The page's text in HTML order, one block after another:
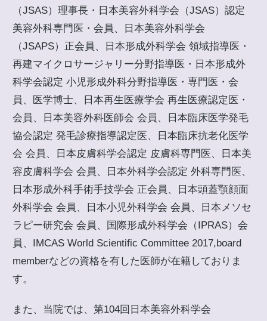
（JSAS）理事長・日本美容外科学会（JSAS）認定
美容外科専門医・会員、日本美容外科学会
（JSAPS）正会員、日本形成外科学会 領域指導医・
再建マイクロサージャリー分野指導医・日本形成外
科学会認定 小児形成外科分野指導医・専門医・会
員、医学博士、日本再生医療学会 再生医療認定医・
会員、日本美容外科医師会 会員、日本臨床医学発毛
協会認定 発毛診療指導認定医、日本臨床抗老化医学
会 会員、日本皮膚科学会認定 皮膚科専門医、日本美
容皮膚科学会 会員、日本外科学会認定 外科専門医、
日本形成外科手術手技学会 正会員、日本頭蓋顎顔面
外科学会 会員、日本小児外科学会 会員、日本メソセ
ラピー研究会 会員、国際形成外科学会（IPRAS）会
員、IMCAS World Scientific Committee 2017,board
memberなどの資格を有した医師が在籍しておりま
す。
また、当院では、第104回日本美容外科学会